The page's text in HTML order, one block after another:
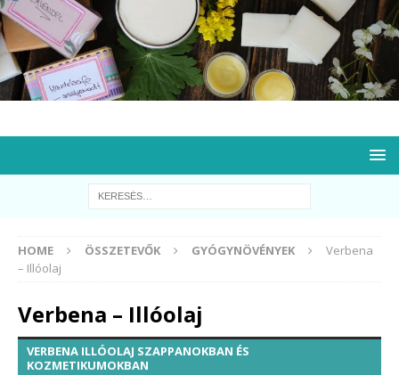
HOME ÖSSZETEVŐK GYÓGYNÖVÉNYEK
Verbena
– Illóolaj
Verbena – Illóolaj
VERBENA ILLÓOLAJ SZAPPANOKBAN ÉS
KOZMETIKUMOKBAN